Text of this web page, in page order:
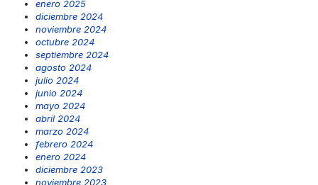
enero 2025
diciembre 2024
noviembre 2024
octubre 2024
septiembre 2024
agosto 2024
julio 2024
junio 2024
mayo 2024
abril 2024
marzo 2024
febrero 2024
enero 2024
diciembre 2023
noviembre 2023